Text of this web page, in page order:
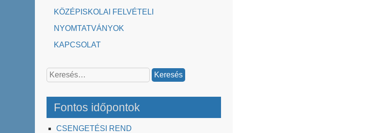
KÖZÉPISKOLAI FELVÉTELI
NYOMTATVÁNYOK
KAPCSOLAT
Keresés:
Fontos időpontok
CSENGETÉSI REND